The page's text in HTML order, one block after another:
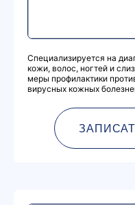
Специализируется на
кожи, волос, ногтей и
меры профилактики
вирусных кожных